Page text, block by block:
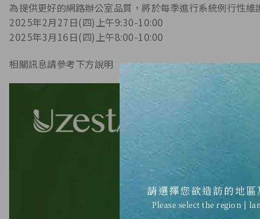
為提供更好的網路辦公室品質，將於每季進行系統例行性維
2025年2月27日(四)上午9:30-10:00
2025年3月16日(四)上午8:00-10:00
相關訊息請參考下方說明
請選擇您欲造訪的地區
Please select the region |